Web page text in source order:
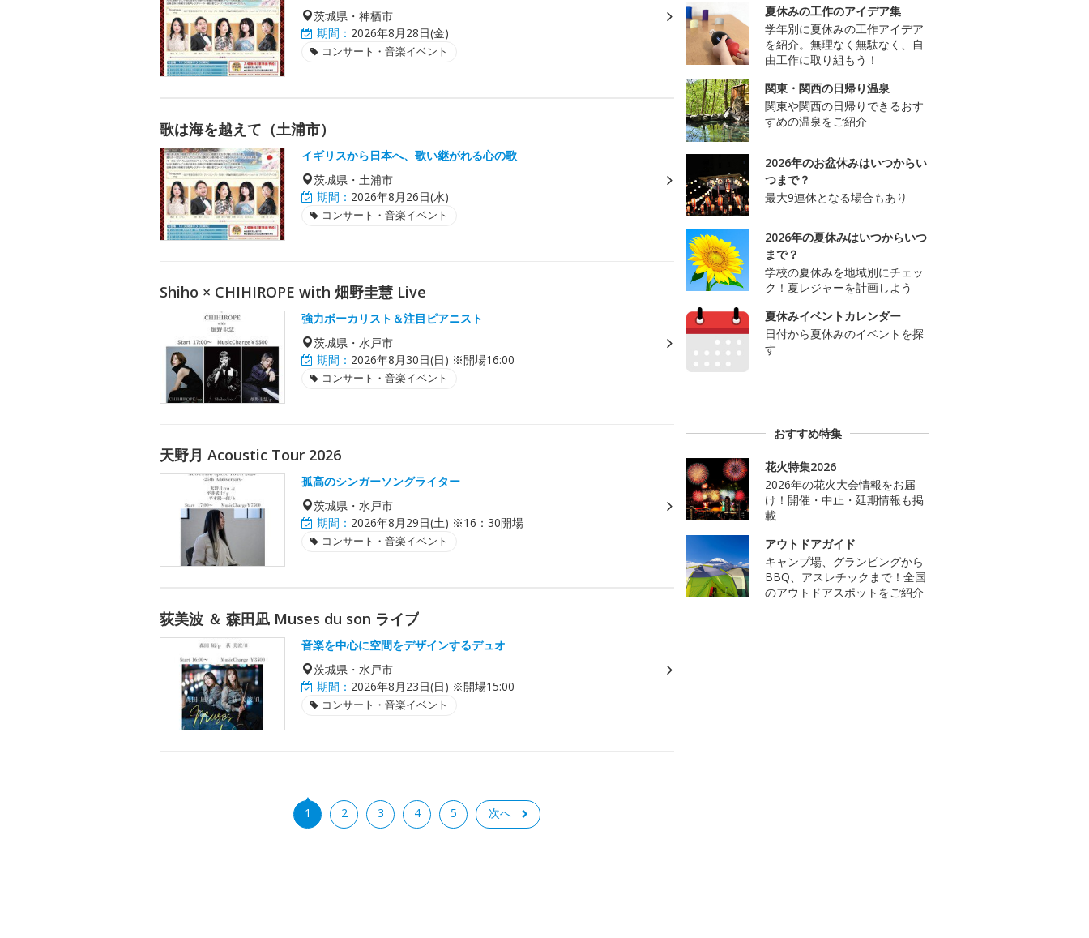
茨城県・神栖市
期間： 2026年8月28日(金)
コンサート・音楽イベント
歌は海を越えて（土浦市）
イギリスから日本へ、歌い継がれる心の歌
茨城県・土浦市
期間： 2026年8月26日(水)
コンサート・音楽イベント
Shiho × CHIHIROPE with 畑野圭慧 Live
強力ボーカリスト＆注目ピアニスト
茨城県・水戸市
期間： 2026年8月30日(日) ※開場16:00
コンサート・音楽イベント
天野月 Acoustic Tour 2026
孤高のシンガーソングライター
茨城県・水戸市
期間： 2026年8月29日(土) ※16：30開場
コンサート・音楽イベント
荻美波 ＆ 森田凪 Muses du son ライブ
音楽を中心に空間をデザインするデュオ
茨城県・水戸市
期間： 2026年8月23日(日) ※開場15:00
コンサート・音楽イベント
1 2 3 4 5 次へ
夏休みの工作のアイデア集
学年別に夏休みの工作アイデア
を紹介。無理なく無駄なく、自
由工作に取り組もう！
関東・関西の日帰り温泉
関東や関西の日帰りできるおす
すめの温泉をご紹介
2026年のお盆休みはいつからい
つまで？
最大9連休となる場合もあり
2026年の夏休みはいつからいつ
まで？
学校の夏休みを地域別にチェッ
ク！夏レジャーを計画しよう
夏休みイベントカレンダー
日付から夏休みのイベントを探
す
おすすめ特集
花火特集2026
2026年の花火大会情報をお届
け！開催・中止・延期情報も掲
載
アウトドアガイド
キャンプ場、グランピングから
BBQ、アスレチックまで！全国
のアウトドアスポットをご紹介